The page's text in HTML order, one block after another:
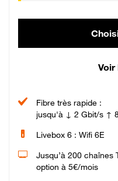
Voir
Fibre très rapide :
jusqu'à ↓ 2 Gbit/s ↑
Livebox 6 : Wifi 6E
Jusqu’à 200 chaînes
option à 5€/mois